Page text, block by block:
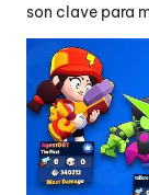
son clave para